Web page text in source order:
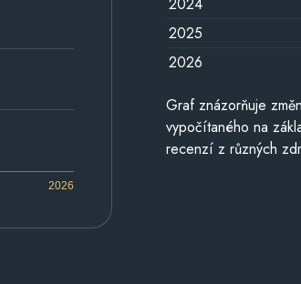
2026
2025
2026
Graf znázorňuje
vypočítaného na
recenzí z různých